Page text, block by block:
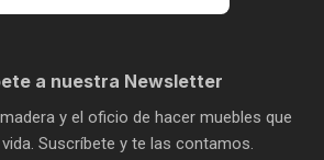
a nuestra Newsletter
y el oficio de hacer muebles que
Suscríbete y te las contamos.